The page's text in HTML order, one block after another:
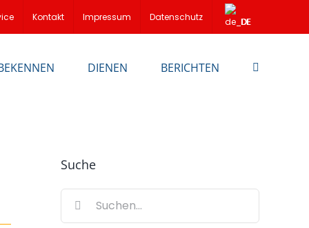
Kontakt Impressum Datenschutz DE
DIENEN BERICHTEN
Suche
Suche
nach: